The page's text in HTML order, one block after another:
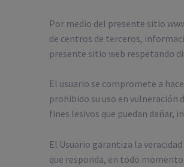
Por medio del presente sitio
de centros de terceros,
presente sitio web respetando
El usuario se compromete a
prohibido su uso en
fines lesivos que puedan dañar,
El Usuario garantiza la
que responda, en todo